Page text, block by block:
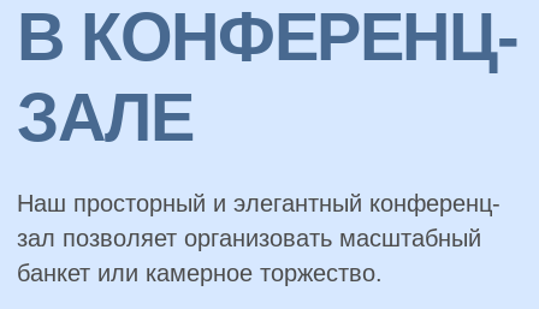
Гибкая планировка, современное
оснащение и возможность оформления зала
под Ваши пожелания помогут создать
незабываемого события.
зал позволяет организовать масштабный
банкет или камерное торжество.